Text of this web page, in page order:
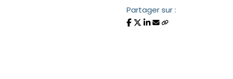
Partager sur :